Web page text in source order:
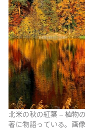
北米の秋の紅葉 – 植物
著に物語っている。